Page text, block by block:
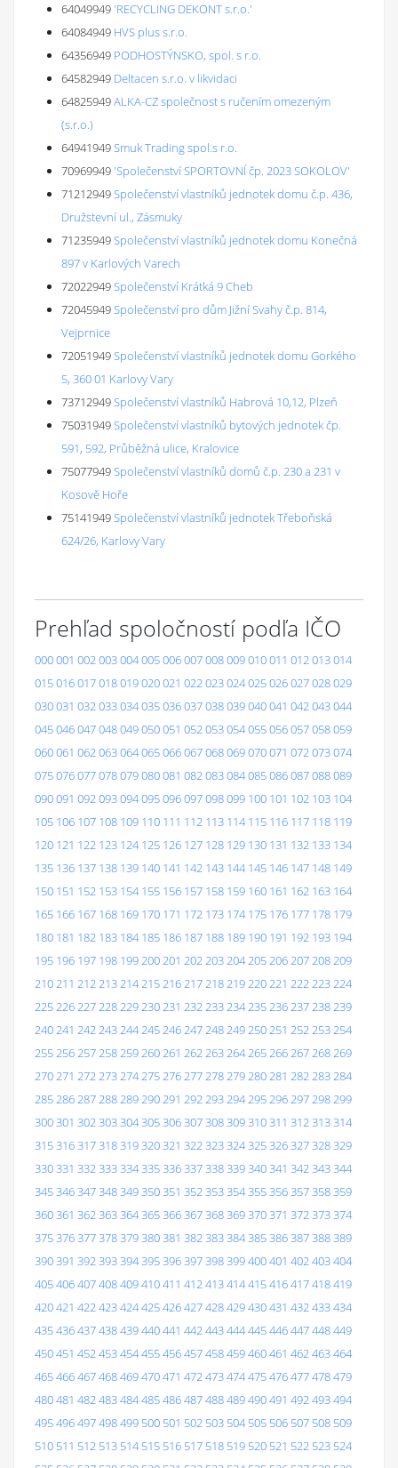
64049949'RECYCLING DEKONT s.r.o.'
64084949 HVS plus s.r.o.
64356949 PODHOSTÝNSKO, spol. s r.o.
64582949 Deltacen s.r.o. v likvidaci
64825949ALKA-CZ společnost s ručením omezeným
(s.r.o.)
64941949Smuk Trading spol.s r.o.
70969949'Společenství SPORTOVNÍ čp. 2023 SOKOLOV'
71212949Společenství vlastníků jednotek domu č.p. 436,
Družstevní ul., Zásmuky
71235949Společenství vlastníků jednotek domu Konečná
897 v Karlových Varech
72022949Společenství Krátká 9 Cheb
72045949Společenství pro dům Jižní Svahy č.p. 814,
Vejprnice
72051949Společenství vlastníků jednotek domu Gorkého
5, 360 01 Karlovy Vary
73712949Společenství vlastníků Habrová 10,12, Plzeň
75031949Společenství vlastníků bytových jednotek čp.
591, 592, Průběžná ulice, Kralovice
75077949Společenství vlastníků domů č.p. 230 a 231 v
Kosově Hoře
75141949Společenství vlastníků jednotek Třeboňská
624/26, Karlovy Vary
Prehľad spoločností podľa IČO
000001 002003004005006007008009010011 012013014
015016017018019020021 022023024025026027028029
030031 032033034035036037038039040041 042043044
045046047048049050051 052053054055056057058059
060061 062063064065066067068069070071 072073074
075076077078079080081 082083084085086087088089
090091 092093094095096097098099 100 101 102 103 104
105 106 107 108 109 110 111 112 113 114 115 116 117 118 119
120 121 122 123 124 125 126 127 128 129 130 131 132 133 134
135 136 137 138 139 140 141 142 143 144 145 146 147 148 149
150 151 152 153 154 155 156 157 158 159 160 161 162 163 164
165 166 167 168 169 170 171 172 173 174 175 176 177 178 179
180 181 182 183 184 185 186 187 188 189 190 191 192 193 194
195 196 197 198 199200201 202203204205206207208209
210211 212213214215216217218219220221 222223224
225226227228229230231 232233234235236237238239
240241 242243244245246247248249250251 252253254
255256257258259260261 262263264265266267268269
270271 272273274275276277278279280281 282283284
285286287288289290291 292293294295296297298299
300301 302303304305306307308309310311 312313314
315316317318319320321 322323324325326327328329
330331 332333334335336337338339340341 342343344
345346347348349350351 352353354355356357358359
360361 362363364365366367368369370371 372373374
375376377378379380381 382383384385386387388389
390391 392393394395396397398399400401 402403404
405406407408409410411 412413414415416417418419
420421 422423424425426427428429430431 432433434
435436437438439440441 442443444445446447448449
450451 452453454455456457458459460461 462463464
465466467468469470471 472473474475476477478479
480481 482483484485486487488489490491 492493494
495496497498499 500 501 502 503 504 505 506 507 508 509
510 511 512 513 514 515 516 517 518 519 520 521 522 523 524